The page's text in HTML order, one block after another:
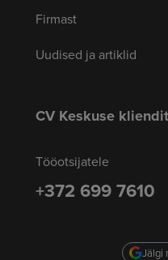
Firmast
Uudised ja artiklid
CV Keskuse
Tööotsijatele
+372 699 7610
Jälgi